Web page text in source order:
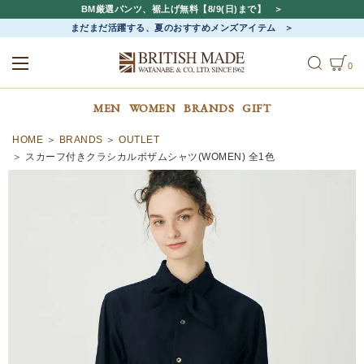
BM厳選パンツ、裾上げ無料【8/9(日)まで】
まだまだ活躍する、夏のおすすめメンズアイテム
0
MEN WOMEN BRANDS GIFT
HOME BRANDS
OUTLET
スカーフ付きクラシカルボザムシャツ(WOMEN) 全1色